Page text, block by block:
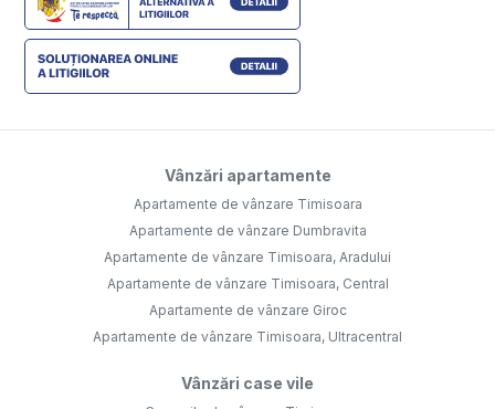
Vânzări apartamente
Apartamente de vânzare Timisoara
Apartamente de vânzare Dumbravita
Apartamente de vânzare Timisoara, Aradului
Apartamente de vânzare Timisoara, Central
Apartamente de vânzare Giroc
Apartamente de vânzare Timisoara, Ultracentral
Vânzări case vile